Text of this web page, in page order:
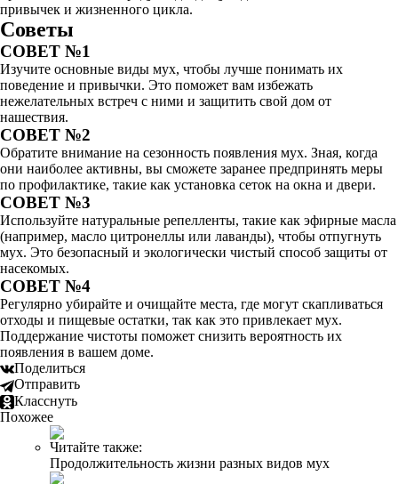
привычек и жизненного цикла.
Советы
СОВЕТ №1
Изучите основные виды мух, чтобы лучше понимать их
поведение и привычки. Это поможет вам избежать
нежелательных встреч с ними и защитить свой дом от
нашествия.
СОВЕТ №2
Обратите внимание на сезонность появления мух. Зная, когда
они наиболее активны, вы сможете заранее предпринять меры
по профилактике, такие как установка сеток на окна и двери.
СОВЕТ №3
Используйте натуральные репелленты, такие как эфирные масла
(например, масло цитронеллы или лаванды), чтобы отпугнуть
мух. Это безопасный и экологически чистый способ защиты от
насекомых.
СОВЕТ №4
Регулярно убирайте и очищайте места, где могут скапливаться
отходы и пищевые остатки, так как это привлекает мух.
Поддержание чистоты поможет снизить вероятность их
появления в вашем доме.
Поделиться
Отправить
Класснуть
Похожее
Читайте также:
Продолжительность жизни разных видов мух